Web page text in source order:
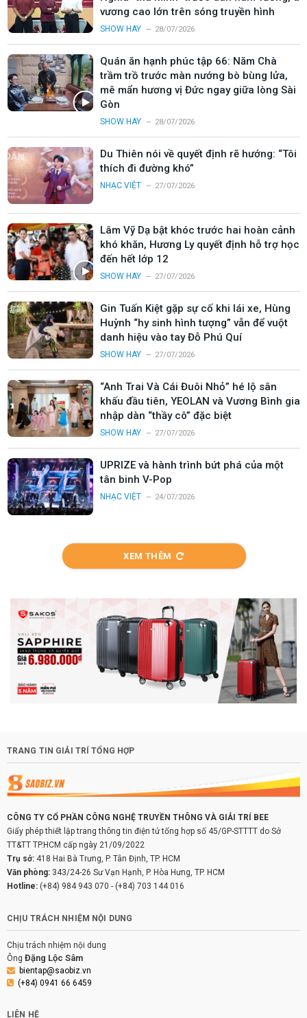
vương cao lớn trên sóng truyền hình
SHOW HAY 28/07/2026
Quán ăn hạnh phúc tập 66: Năm Chà
trầm trồ trước màn nướng bò bùng lửa,
mê mẩn hương vị Đức ngay giữa lòng Sài
Gòn
SHOW HAY 28/07/2026
Du Thiên nói về quyết định rẽ hướng: “Tôi
thích đi đường khó”
NHẠC VIỆT 27/07/2026
Lâm Vỹ Dạ bật khóc trước hai hoàn cảnh
khó khăn, Hương Ly quyết định hỗ trợ học
đến hết lớp 12
SHOW HAY 27/07/2026
Gin Tuấn Kiệt gặp sự cố khi lái xe, Hùng
Huỳnh “hy sinh hình tượng” vẫn để vuột
danh hiệu vào tay Đỗ Phú Quí
SHOW HAY 27/07/2026
“Anh Trai Và Cái Đuôi Nhỏ” hé lộ sân
khấu đầu tiên, YEOLAN và Vương Bình gia
nhập dàn “thầy cô” đặc biệt
SHOW HAY 27/07/2026
UPRIZE và hành trình bứt phá của một
tân binh V-Pop
NHẠC VIỆT 24/07/2026
XEM THÊM
TRANG TIN GIẢI TRÍ TỔNG HỢP
CÔNG TY CỔ PHẦN CÔNG NGHỆ TRUYỀN THÔNG VÀ GIẢI TRÍ BEE
Giấy phép thiết lập trang thông tin điện tử tổng hợp số 45/GP-STTTT do Sở
TT&TT TP.HCM cấp ngày 21/09/2022
Trụ sở: 418 Hai Bà Trưng, P. Tân Định, TP. HCM
Văn phòng: 343/24-26 Sư Vạn Hạnh, P. Hòa Hưng, TP. HCM
Hotline: (+84) 984 943 070 - (+84) 703 144 016
CHỊU TRÁCH NHIỆM NỘI DUNG
Chịu trách nhiệm nội dung
Ông Đặng Lộc Sâm
bientap@saobiz.vn
(+84) 0941 66 6459
LIÊN HỆ